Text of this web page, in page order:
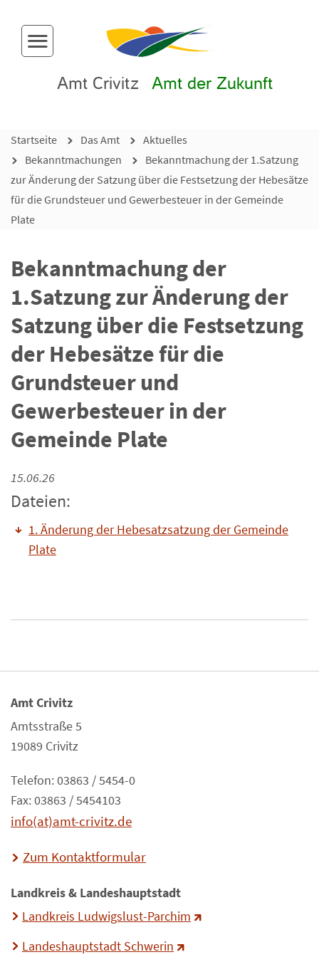
Menü-Button
Amt Crivitz Amt der Zukunft
Startseite Das Amt
Aktuelles
Bekanntmachungen
Bekanntmachung der 1.Satzung
zur Änderung der Satzung über die Festsetzung der Hebesätze
für die Grundsteuer und Gewerbesteuer in der Gemeinde
Plate
Bekanntmachung der
1.Satzung zur Änderung der
Satzung über die Festsetzung
der Hebesätze für die
Grundsteuer und
Gewerbesteuer in der
Gemeinde Plate
15.06.26
Dateien:
1. Änderung der Hebesatzsatzung der Gemeinde
Plate
Amt Crivitz
Amtsstraße 5
19089 Crivitz
Telefon: 03863 / 5454-0
Fax: 03863 / 5454103
info(at)amt-crivitz.de
Zum Kontaktformular
Landkreis & Landeshauptstadt
Landkreis Ludwigslust-Parchim
Landeshauptstadt Schwerin